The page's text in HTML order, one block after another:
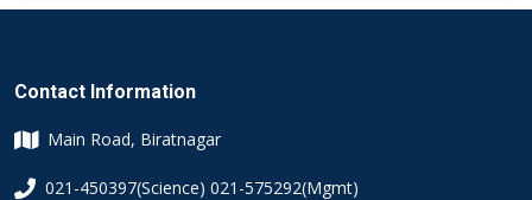
Contact Information
Main Road, Biratnagar
021-450397(Science) 021-575292(Mgmt)